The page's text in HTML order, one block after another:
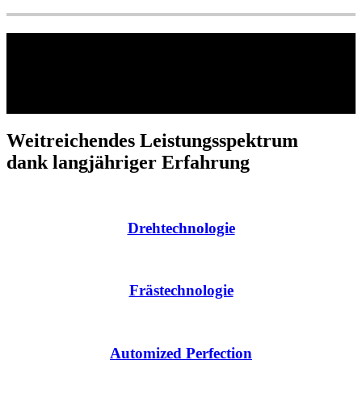
Weitreichendes Leistungsspektrum
dank langjähriger Erfahrung
Drehtechnologie
Frästechnologie
Automized Perfection